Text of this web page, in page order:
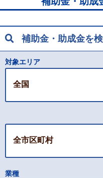
補助金・助成金を
対象エリア
業種